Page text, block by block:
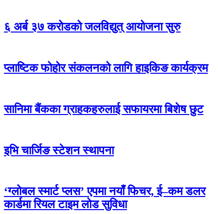
६ अर्ब ३७ करोडको जलविद्युत् आयोजना सुरु
प्लाष्टिक फोहोर संकलनको लागि हाइकिङ कार्यक्रम
सानिमा बैंकका ग्राहकहरुलाई सफायरमा बिशेष छुट
इभि चार्जिङ स्टेशन स्थापना
‘ग्लोबल स्मार्ट प्लस’ एपमा नयाँ फिचर, ई–कम डलर
कार्डमा रियल टाइम लोड सुविधा